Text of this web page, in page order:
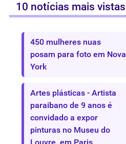
10 notícias mais vistas
450 mulheres nuas
posam para foto em Nova
York
Artes plásticas - Artista
paraibano de 9 anos é
convidado a expor
pinturas no Museu do